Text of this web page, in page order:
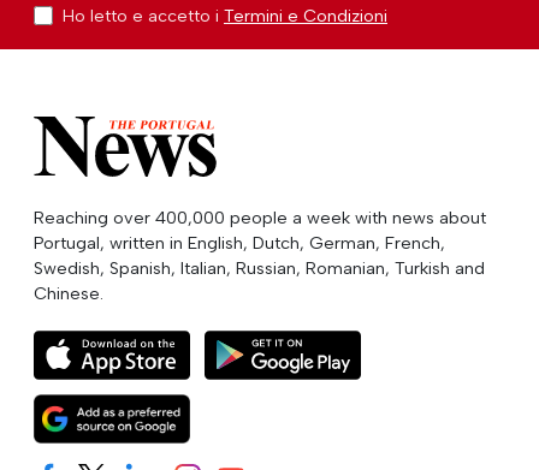
Ho letto e accetto i Termini e Condizioni
Reaching over 400,000 people a week with news about
Portugal, written in English, Dutch, German, French,
Swedish, Spanish, Italian, Russian, Romanian, Turkish and
Chinese.